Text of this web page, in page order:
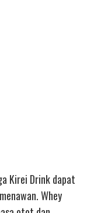
Kirei Drink dapat
Whey